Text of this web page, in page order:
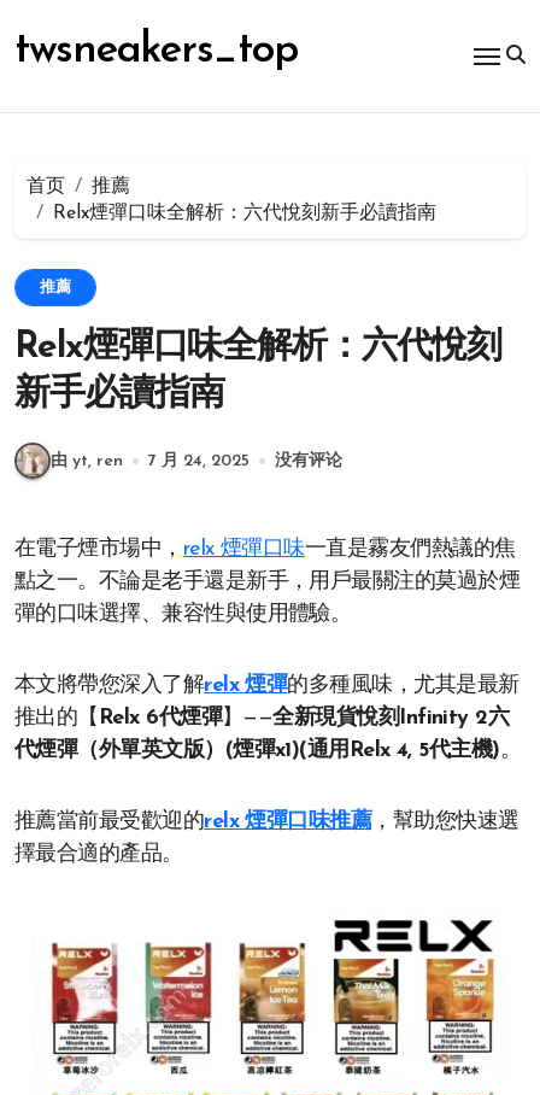
容
twsneakers_top
首页
推薦
Relx煙彈口味全解析：六代悅刻新手必讀指南
推薦
Relx煙彈口味全解析：六代悅刻
新手必讀指南
由 yt, ren 7 月 24, 2025 没有评论
在電子煙市場中， relx 煙彈口味一直是霧友們熱議的焦
點之一。不論是老手還是新手，用戶最關注的莫過於煙
彈的口味選擇、兼容性與使用體驗。
本文將帶您深入了解relx 煙彈的多種風味，尤其是最新
推出的【 Relx 6代煙彈】——全新現貨悅刻Infinity 2六
代煙彈（外單英文版）(煙彈x1)(通用Relx 4, 5代主機)。
推薦當前最受歡迎的relx 煙彈口味推薦，幫助您快速選
擇最合適的產品。